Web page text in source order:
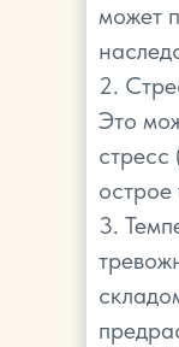
может
2.
Это
3.